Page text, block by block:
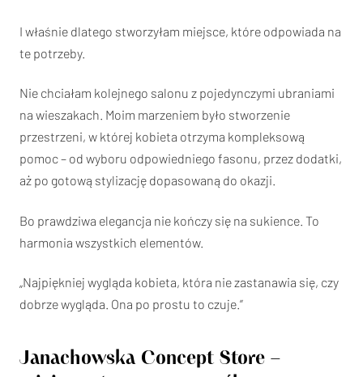
I właśnie dlatego stworzyłam miejsce, które odpowiada na
te potrzeby.
Nie chciałam kolejnego salonu z pojedynczymi ubraniami
na wieszakach. Moim marzeniem było stworzenie
przestrzeni, w której kobieta otrzyma kompleksową
pomoc – od wyboru odpowiedniego fasonu, przez dodatki,
aż po gotową stylizację dopasowaną do okazji.
Bo prawdziwa elegancja nie kończy się na sukience. To
harmonia wszystkich elementów.
„Najpiękniej wygląda kobieta, która nie zastanawia się, czy
dobrze wygląda. Ona po prostu to czuje.”
Janachowska Concept Store –